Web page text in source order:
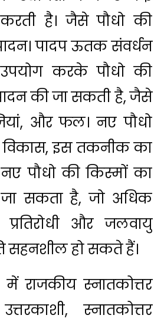
है। जैसे पौधो की
पादप ऊतक संवर्धन
करके पौधो की
की जा सकती है, जैसे
और फल। नए पौधो
विकास, इस तकनीक का
पौधो की किस्मों का
जा सकता है, जो अधिक
प्रतिरोधी और जलवायु
सहनशील हो सकते हैं।
में राजकीय स्नातकोत्तर
स्नातकोत्तर